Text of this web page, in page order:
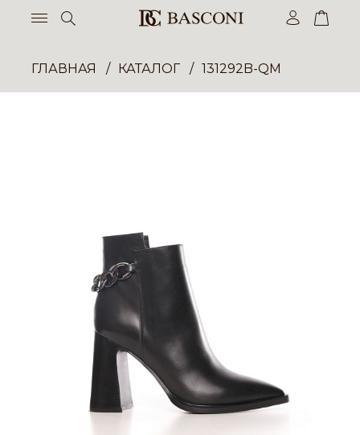
ГЛАВНАЯ КАТАЛОГ 131292B-QM